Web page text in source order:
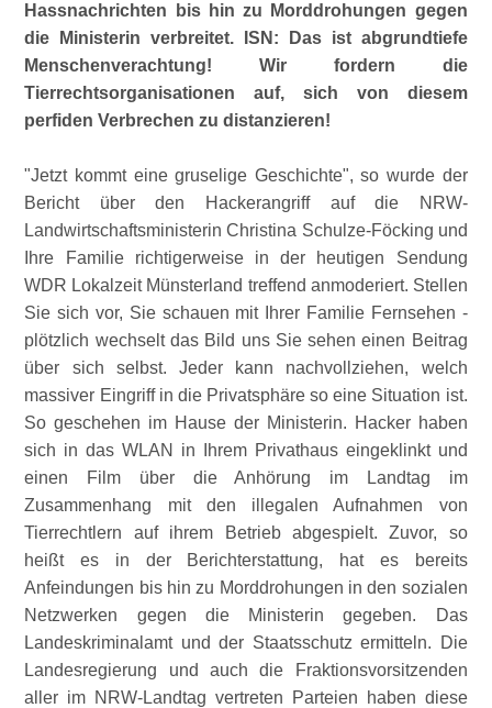
Hassnachrichten bis hin zu Morddrohungen gegen
die Ministerin verbreitet. ISN: Das ist abgrundtiefe
Menschenverachtung! Wir fordern die
Tierrechtsorganisationen auf, sich von diesem
perfiden Verbrechen zu distanzieren!
Jetzt kommt eine gruselige Geschichte , so wurde der
Bericht über den Hackerangriff auf die NRW-
Landwirtschaftsministerin Christina Schulze-Föcking und
Ihre Familie richtigerweise in der heutigen Sendung
WDR Lokalzeit Münsterland treffend anmoderiert. Stellen
Sie sich vor, Sie schauen mit Ihrer Familie Fernsehen -
plötzlich wechselt das Bild uns Sie sehen einen Beitrag
über sich selbst. Jeder kann nachvollziehen, welch
massiver Eingriff in die Privatsphäre so eine Situation ist.
So geschehen im Hause der Ministerin. Hacker haben
sich in das WLAN in Ihrem Privathaus eingeklinkt und
einen Film über die Anhörung im Landtag im
Zusammenhang mit den illegalen Aufnahmen von
Tierrechtlern auf ihrem Betrieb abgespielt. Zuvor, so
heißt es in der Berichterstattung, hat es bereits
Anfeindungen bis hin zu Morddrohungen in den sozialen
Netzwerken gegen die Ministerin gegeben. Das
Landeskriminalamt und der Staatsschutz ermitteln. Die
Landesregierung und auch die Fraktionsvorsitzenden
aller im NRW-Landtag vertreten Parteien haben diese